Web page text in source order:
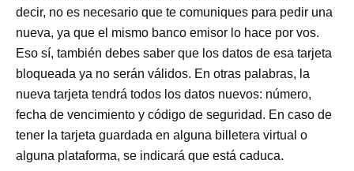
decir, no es necesario que te comuniques para pedir una
nueva, ya que el mismo banco emisor lo hace por vos.
Eso sí, también debes saber que los datos de esa tarjeta
bloqueada ya no serán válidos. En otras palabras, la
nueva tarjeta tendrá todos los datos nuevos: número,
fecha de vencimiento y código de seguridad. En caso de
tener la tarjeta guardada en alguna billetera virtual o
alguna plataforma, se indicará que está caduca.